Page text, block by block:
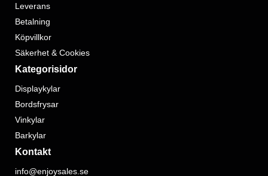
Leverans
Betalning
Köpvillkor
Säkerhet & Cookies
Kategorisidor
Displaykylar
Bordsfrysar
Vinkylar
Barkylar
Kontakt
info@enjoysales.se